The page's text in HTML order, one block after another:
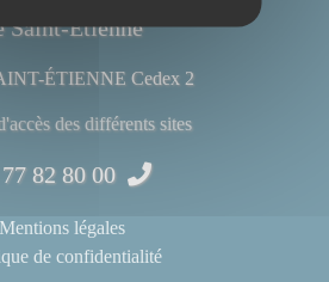
Saint-Étienne
ÉTIENNE Cedex 2
des différents sites
82 80 00
Mentions légales
de confidentialité